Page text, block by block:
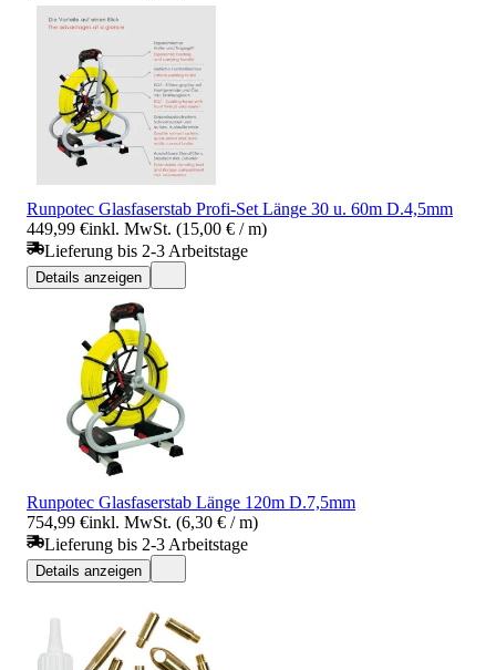
Runpotec Glasfaserstab Profi-Set Länge 30 u. 60m D.4,5mm
449,99 €inkl. MwSt. (15,00 € / m)
Lieferung bis 2-3 Arbeitstage
Details anzeigen
Runpotec Glasfaserstab Länge 120m D.7,5mm
754,99 €inkl. MwSt. (6,30 € / m)
Lieferung bis 2-3 Arbeitstage
Details anzeigen